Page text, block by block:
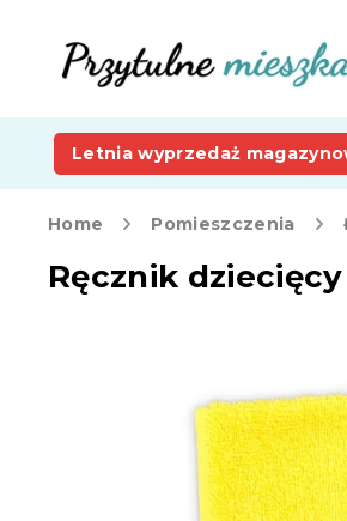
Letnia wyprzedaż
Home Pomieszczenia
Ręcznik dziecięcy